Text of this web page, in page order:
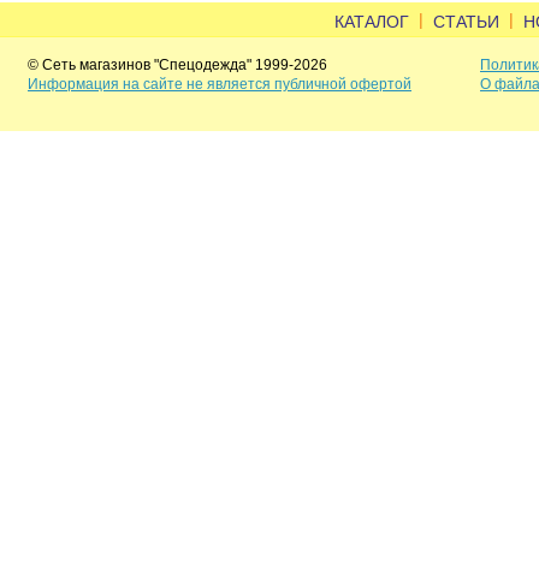
КАТАЛОГ | СТАТЬИ |
© Сеть магазинов "Спецодежда" 1999-2026
Информация на сайте не является публичной офертой
О